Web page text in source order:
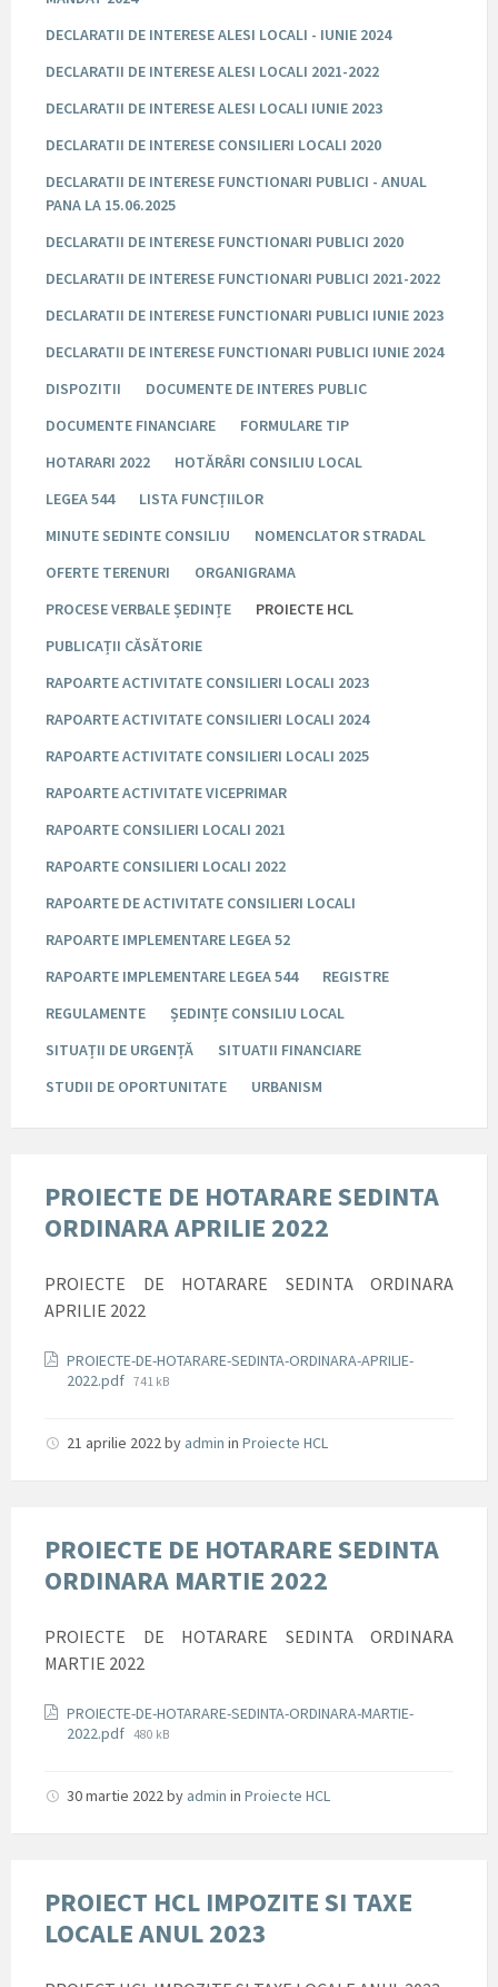
DECLARATII DE INTERESE ALESI LOCALI - IUNIE 2024
DECLARATII DE INTERESE ALESI LOCALI 2021-2022
DECLARATII DE INTERESE ALESI LOCALI IUNIE 2023
DECLARATII DE INTERESE CONSILIERI LOCALI 2020
DECLARATII DE INTERESE FUNCTIONARI PUBLICI - ANUAL
PANA LA 15.06.2025
DECLARATII DE INTERESE FUNCTIONARI PUBLICI 2020
DECLARATII DE INTERESE FUNCTIONARI PUBLICI 2021-2022
DECLARATII DE INTERESE FUNCTIONARI PUBLICI IUNIE 2023
DECLARATII DE INTERESE FUNCTIONARI PUBLICI IUNIE 2024
DISPOZITII
DOCUMENTE DE INTERES PUBLIC
DOCUMENTE FINANCIARE
FORMULARE TIP
HOTARARI 2022
HOTĂRÂRI CONSILIU LOCAL
LEGEA 544
LISTA FUNCȚIILOR
MINUTE SEDINTE CONSILIU
NOMENCLATOR STRADAL
OFERTE TERENURI
ORGANIGRAMA
PROCESE VERBALE ȘEDINȚE
PROIECTE HCL
PUBLICAȚII CĂSĂTORIE
RAPOARTE ACTIVITATE CONSILIERI LOCALI 2023
RAPOARTE ACTIVITATE CONSILIERI LOCALI 2024
RAPOARTE ACTIVITATE CONSILIERI LOCALI 2025
RAPOARTE ACTIVITATE VICEPRIMAR
RAPOARTE CONSILIERI LOCALI 2021
RAPOARTE CONSILIERI LOCALI 2022
RAPOARTE DE ACTIVITATE CONSILIERI LOCALI
RAPOARTE IMPLEMENTARE LEGEA 52
RAPOARTE IMPLEMENTARE LEGEA 544
REGISTRE
REGULAMENTE
ȘEDINȚE CONSILIU LOCAL
SITUAȚII DE URGENȚĂ
SITUATII FINANCIARE
STUDII DE OPORTUNITATE
URBANISM
PROIECTE DE HOTARARE SEDINTA
ORDINARA APRILIE 2022
PROIECTE DE HOTARARE SEDINTA ORDINARA
APRILIE 2022
Documente
PROIECTE-DE-HOTARARE-SEDINTA-ORDINARA-APRILIE-
2022.pdf File
741 kB
21 aprilie 2022by admin in Proiecte HCL
PROIECTE DE HOTARARE SEDINTA
ORDINARA MARTIE 2022
PROIECTE DE HOTARARE SEDINTA ORDINARA
MARTIE 2022
Documente
PROIECTE-DE-HOTARARE-SEDINTA-ORDINARA-MARTIE-
2022.pdf File
480 kB
30 martie 2022by admin in Proiecte HCL
PROIECT HCL IMPOZITE SI TAXE
LOCALE ANUL 2023